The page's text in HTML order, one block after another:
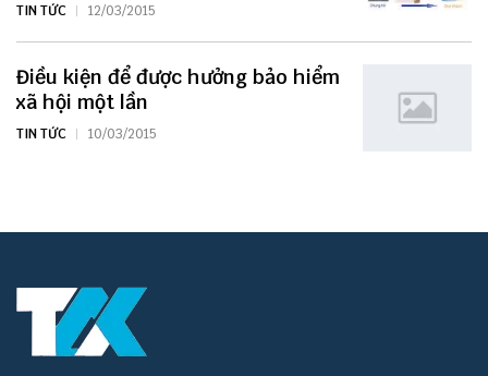
TIN TỨC 12/03/2015
Điều kiện để được hưởng bảo hiểm
xã hội một lần
TIN TỨC 10/03/2015